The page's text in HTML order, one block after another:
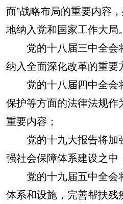
面”战略布局的重要内容
地纳入党和国家工作大局。
党的十八届三中全会
纳入全面深化改革的重要
党的十八届四中全会
保护等方面的法律法规
重要内容；
党的十九大报告将加
强社会保障体系建设之中
党的十九届五中全会
体系和设施，完善帮扶